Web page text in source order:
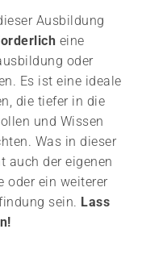
Ausbildung
eine
oder
Es ist eine ideale
die tiefer in die
und Wissen
Was in dieser
auch der eigenen
oder ein weiterer
sein. Lass